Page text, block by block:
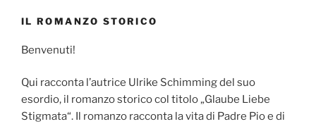
IL ROMANZO STORICO
Benvenuti!
Qui racconta l’autrice Ulrike Schimming del suo
esordio, il romanzo storico col titolo „Glaube Liebe
Stigmata“. Il romanzo racconta la vita di Padre Pio e di